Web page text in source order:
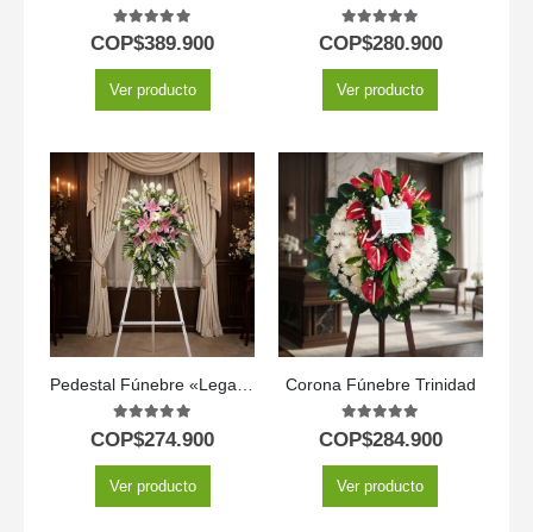
5.00out of 5
COP$389.900
Ver producto
5.00out of 5
COP$280.900
Ver producto
5.00out of 5
COP$274.900
Ver producto
Corona Fúnebre Trinidad
5.00out of 5
COP$284.900
Ver producto